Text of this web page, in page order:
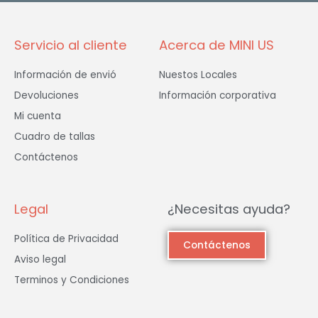
Servicio al cliente
Información de envió
Devoluciones
Mi cuenta
Cuadro de tallas
Contáctenos
Acerca de MINI US
Nuestos Locales
Información corporativa
Legal
Política de Privacidad
Aviso legal
Terminos y Condiciones
¿Necesitas ayuda?
Contáctenos